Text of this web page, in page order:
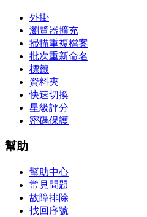
外掛
瀏覽器擴充
掃描重複檔案
批次重新命名
標籤
資料夾
快速切換
星級評分
密碼保護
幫助
幫助中心
常見問題
故障排除
找回序號